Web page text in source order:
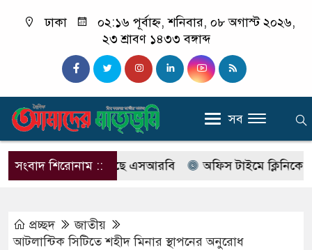
ঢাকা
০২:১৬ পূর্বাহ্ন, শনিবার, ০৮ অগাস্ট ২০২৬,
২৩ শ্রাবণ ১৪৩৩ বঙ্গাব্দ
সব
সংবাদ শিরোনাম ::
নাম বদলে আসছে এসআরবি অফিস টাইমে ক্লিনিকে রোগী
প্রচ্ছদ
জাতীয়
আটলান্টিক সিটিতে শহীদ মিনার স্থাপনের অনুরোধ